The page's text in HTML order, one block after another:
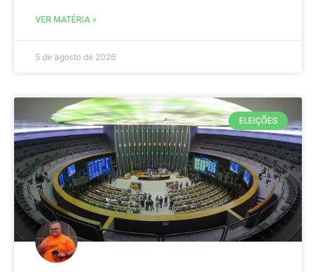
VER MATÉRIA »
5 de agosto de 2026
ELEIÇÕES